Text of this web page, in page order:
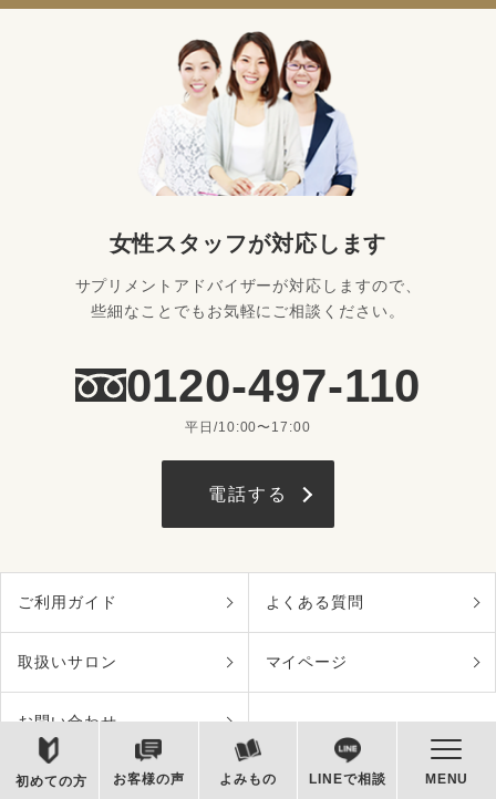
初めての方 お客様の声 よみもの LINEで相談 MENU
女性スタッフが対応します
サプリメントアドバイザーが対応しますので、
些細なことでもお気軽にご相談ください。
0120-497-110
平日/10:00〜17:00
電話する
ご利用ガイド よくある質問
取扱いサロン マイページ
お問い合わせ